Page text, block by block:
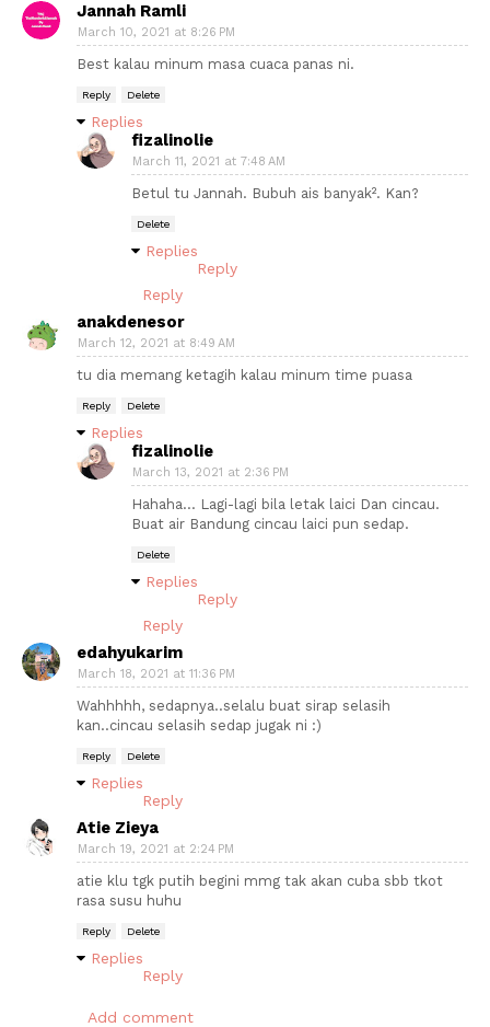
Jannah Ramli
March 10, 2021 at 8:26 PM
Best kalau minum masa cuaca panas ni.
Reply Delete
Replies
fizalinolie
March 11, 2021 at 7:48 AM
Betul tu Jannah. Bubuh ais banyak². Kan?
Delete
Replies
Reply
Reply
anakdenesor
March 12, 2021 at 8:49 AM
tu dia memang ketagih kalau minum time puasa
Reply Delete
Replies
fizalinolie
March 13, 2021 at 2:36 PM
Hahaha... Lagi-lagi bila letak laici Dan cincau.
Buat air Bandung cincau laici pun sedap.
Delete
Replies
Reply
Reply
edahyukarim
March 18, 2021 at 11:36 PM
Wahhhhh, sedapnya..selalu buat sirap selasih
kan..cincau selasih sedap jugak ni :)
Reply Delete
Replies
Reply
Atie Zieya
March 19, 2021 at 2:24 PM
atie klu tgk putih begini mmg tak akan cuba sbb tkot
rasa susu huhu
Reply Delete
Replies
Reply
Add comment